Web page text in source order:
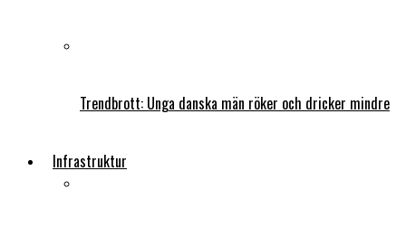
Trendbrott: Unga danska män röker och dricker mindre
Infrastruktur